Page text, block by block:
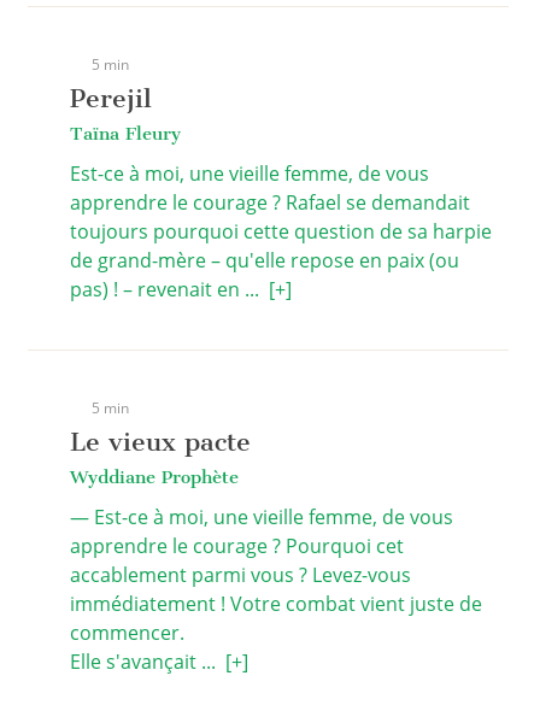
5 min
Perejil
Taïna Fleury
Est-ce à moi, une vieille femme, de vous
apprendre le courage ? Rafael se demandait
toujours pourquoi cette question de sa harpie
de grand-mère – qu'elle repose en paix (ou
pas) ! – revenait en ... [+]
5 min
Le vieux pacte
Wyddiane Prophète
— Est-ce à moi, une vieille femme, de vous
apprendre le courage ? Pourquoi cet
accablement parmi vous ? Levez-vous
immédiatement ! Votre combat vient juste de
commencer.
Elle s'avançait ... [+]